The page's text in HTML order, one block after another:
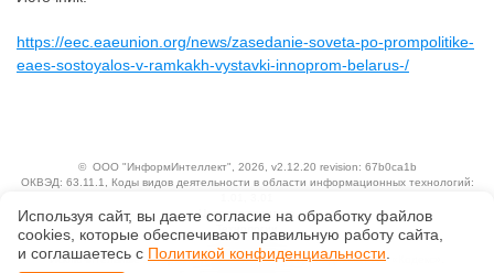
https://eec.eaeunion.org/news/zasedanie-soveta-po-prompolitike-
eaes-sostoyalos-v-ramkakh-vystavki-innoprom-belarus-/
© ООО "ИнформИнтеллект" , 2026, v2.12.20 revision: 67b0ca1b
ОКВЭД: 63.11.1, Коды видов деятельности в области информационных технологий:
Ценовая политика
Исключительные авторские и смежные права принадлежат АО «Кодекс».
Используя сайт, вы даете согласие на обработку файлов
сооkiеs, которые обеспечивают правильную работу сайта,
и соглашаетесь с Политикой конфиденциальности